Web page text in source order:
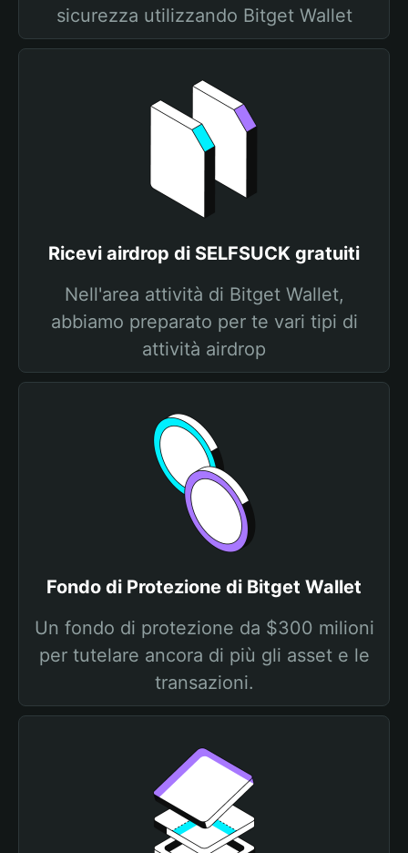
sicurezza utilizzando Bitget Wallet
Ricevi airdrop di SELFSUCK gratuiti
Nell'area attività di Bitget Wallet,
abbiamo preparato per te vari tipi di
attività airdrop
Fondo di Protezione di Bitget Wallet
Un fondo di protezione da $300 milioni
per tutelare ancora di più gli asset e le
transazioni.